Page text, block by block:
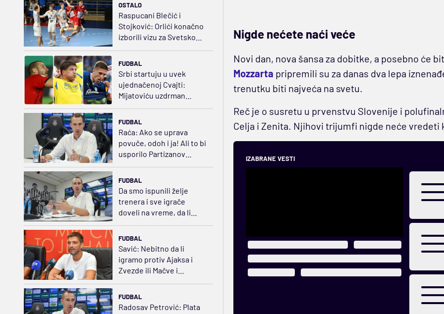
OSTALO
Raspucani Blečić i
Stojković: Orlići konačno
izborili vizu za Svetsko
FUDBAL
Srbi startuju u uvek
ujednačenoj Cvajti:
Mijatoviću uzdrman
status, za razliku od
FUDBAL
Raća: Ako se uprava
povuče, odoh i ja! Ali to bi
usporilo Partizanov
oporavak
FUDBAL
Da smo ispunili želje
trenera i sve igrače
doveli na vreme, da li
FUDBAL
Savić: Nebitno da li
igramo protiv Ajaksa i
Zvezde ili Mačve i
FUDBAL
Radosav Petrović: Plata
Nigde nećete naći veće
Novi dan, nova šansa za dobitke, a posebno će
Mozzarta pripremili su za danas dva lepa
trenutku biti najveća na svetu.
Reč je o susretu u prvenstvu Slovenije i
Celja i Zenita. Njihovi trijumfi nigde neće vredeti
IZABRANE VESTI